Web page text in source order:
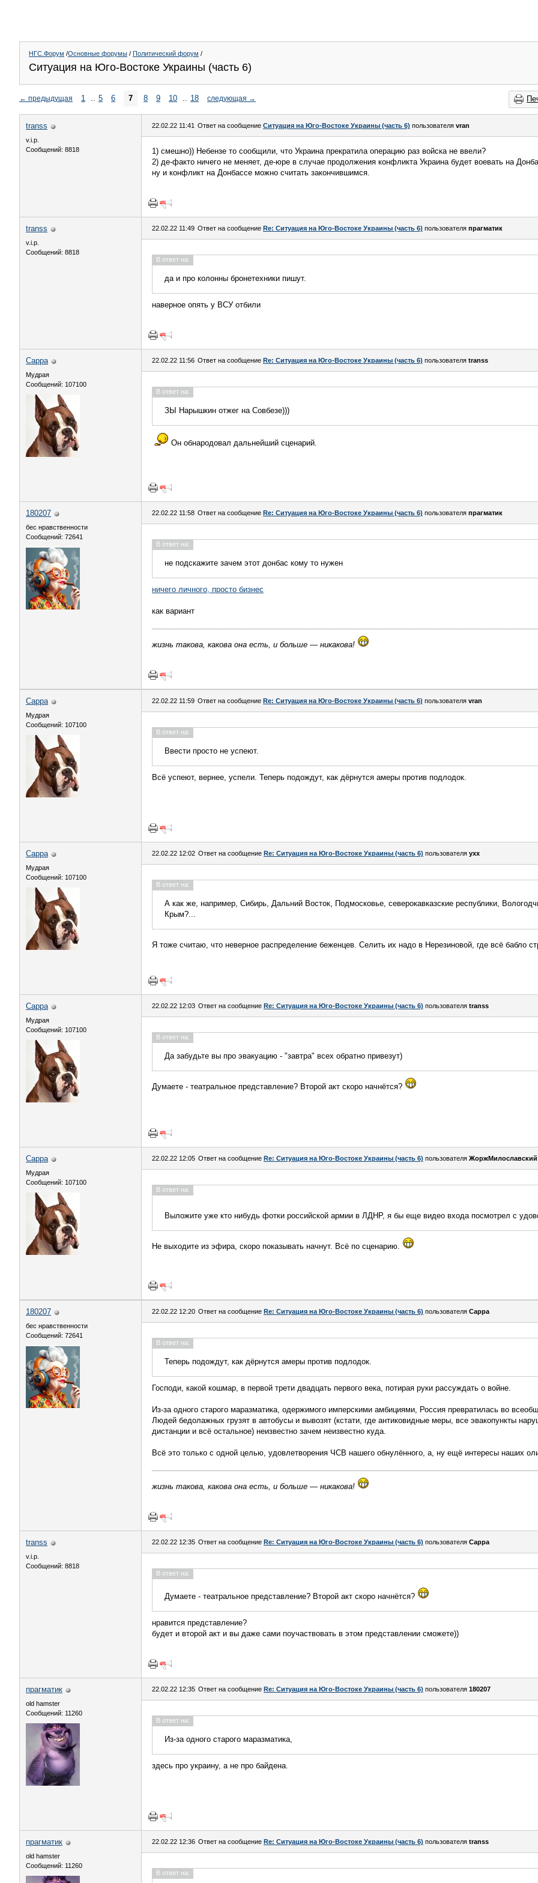
НГС.Форум /Основные форумы / Политический форум /
Ситуация на Юго-Востоке Украины (часть 6)
← предыдущая 1 .. 5 6 7 8 9 10 .. 18 следующая →
transs
v.i.p.
Сообщений: 8818
22.02.22 11:41 Ответ на сообщение Ситуация на Юго-Востоке Украины (часть 6) пользователя vran
1) смешно)) Небензе то сообщили, что Украина прекратила операцию раз войска не ввели?
2) де-факто ничего не меняет, де-юре в случае продолжения конфликта Украина будет воевать на
ну и конфликт на Донбассе можно считать закончившимся.
transs
v.i.p.
Сообщений: 8818
22.02.22 11:49 Ответ на сообщение Re: Ситуация на Юго-Востоке Украины (часть 6) пользователя прагматик
В ответ на:
да и про колонны бронетехники пишут.
наверное опять у ВСУ отбили
Сарра
Мудрая
Сообщений: 107100
22.02.22 11:56 Ответ на сообщение Re: Ситуация на Юго-Востоке Украины (часть 6) пользователя transs
В ответ на:
ЗЫ Нарышкин отжег на Совбезе)))
Он обнародовал дальнейший сценарий.
180207
бес нравственности
Сообщений: 72641
22.02.22 11:58 Ответ на сообщение Re: Ситуация на Юго-Востоке Украины (часть 6) пользователя прагматик
В ответ на:
не подскажите зачем этот донбас кому то нужен
ничего личного, просто бизнес
как вариант
жизнь такова, какова она есть, и больше — никакова!
Сарра
Мудрая
Сообщений: 107100
22.02.22 11:59 Ответ на сообщение Re: Ситуация на Юго-Востоке Украины (часть 6) пользователя vran
В ответ на:
Ввести просто не успеют.
Всё успеют, вернее, успели. Теперь подождут, как дёрнутся амеры против подлодок.
Сарра
Мудрая
Сообщений: 107100
22.02.22 12:02 Ответ на сообщение Re: Ситуация на Юго-Востоке Украины (часть 6) пользователя yxx
В ответ на:
А как же, например, Сибирь, Дальний Восток, Подмосковье, северокавказские республики,
Крым?...
Я тоже считаю, что неверное распределение беженцев. Селить их надо в Нерезиновой, где всё бабло
Сарра
Мудрая
Сообщений: 107100
22.02.22 12:03 Ответ на сообщение Re: Ситуация на Юго-Востоке Украины (часть 6) пользователя transs
В ответ на:
Да забудьте вы про эвакуацию - "завтра" всех обратно привезут)
Думаете - театральное представление? Второй акт скоро начнётся?
Сарра
Мудрая
Сообщений: 107100
22.02.22 12:05 Ответ на сообщение Re: Ситуация на Юго-Востоке Украины (часть 6) пользователя ЖоржМилославский
В ответ на:
Выложите уже кто нибудь фотки российской армии в ЛДНР, я бы еще видео входа посмотрел с
Не выходите из эфира, скоро показывать начнут. Всё по сценарию.
180207
бес нравственности
Сообщений: 72641
22.02.22 12:20 Ответ на сообщение Re: Ситуация на Юго-Востоке Украины (часть 6) пользователя Сарра
В ответ на:
Теперь подождут, как дёрнутся амеры против подлодок.
Господи, какой кошмар, в первой трети двадцать первого века, потирая руки рассуждать о войне.
Из-за одного старого маразматика, одержимого имперскими амбициями, Россия превратилась во
Людей бедолажных грузят в автобусы и вывозят (кстати, где антиковидные меры, все эвакопункты
дистанции и всё остальное) неизвестно зачем неизвестно куда.
Всё это только с одной целью, удовлетворения ЧСВ нашего обнулённого, а, ну ещё интересы наших
жизнь такова, какова она есть, и больше — никакова!
transs
v.i.p.
Сообщений: 8818
22.02.22 12:35 Ответ на сообщение Re: Ситуация на Юго-Востоке Украины (часть 6) пользователя Сарра
В ответ на:
Думаете - театральное представление? Второй акт скоро начнётся?
нравится представление?
будет и второй акт и вы даже сами поучаствовать в этом представлении сможете))
прагматик
old hamster
Сообщений: 11260
22.02.22 12:35 Ответ на сообщение Re: Ситуация на Юго-Востоке Украины (часть 6) пользователя 180207
В ответ на:
Из-за одного старого маразматика,
здесь про украину, а не про байдена.
прагматик
old hamster
Сообщений: 11260
22.02.22 12:36 Ответ на сообщение Re: Ситуация на Юго-Востоке Украины (часть 6) пользователя transs
В ответ на: